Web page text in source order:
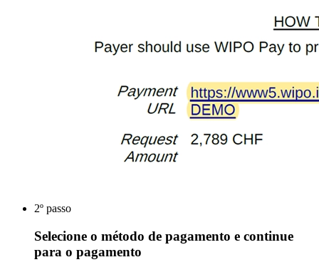
2º passo
Selecione o método de pagamento e continue
para o pagamento